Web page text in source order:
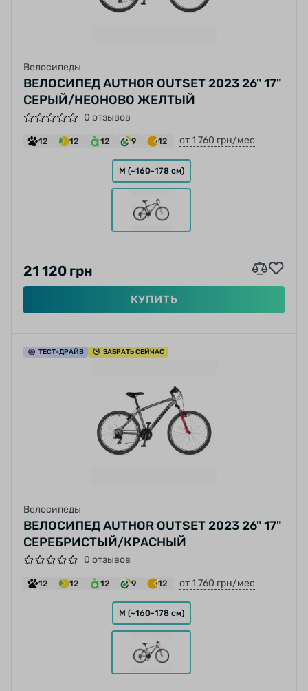
Велосипеды
ВЕЛОСИПЕД AUTHOR OUTSET 2023 26" 17"
СЕРЫЙ/НЕОНОВО ЖЕЛТЫЙ
0 отзывов
12 12 12 9 12 от 1 760 грн/мес
M (~160-178 см)
21 120 грн
КУПИТЬ
ТЕСТ-ДРАЙВ ЗАБРАТЬ СЕЙЧАС
Велосипеды
ВЕЛОСИПЕД AUTHOR OUTSET 2023 26" 17"
СЕРЕБРИСТЫЙ/КРАСНЫЙ
0 отзывов
12 12 12 9 12 от 1 760 грн/мес
M (~160-178 см)